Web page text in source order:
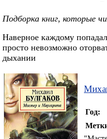
Подборка книг, которые
Наверное каждому
просто невозможно
дыхании
Год: